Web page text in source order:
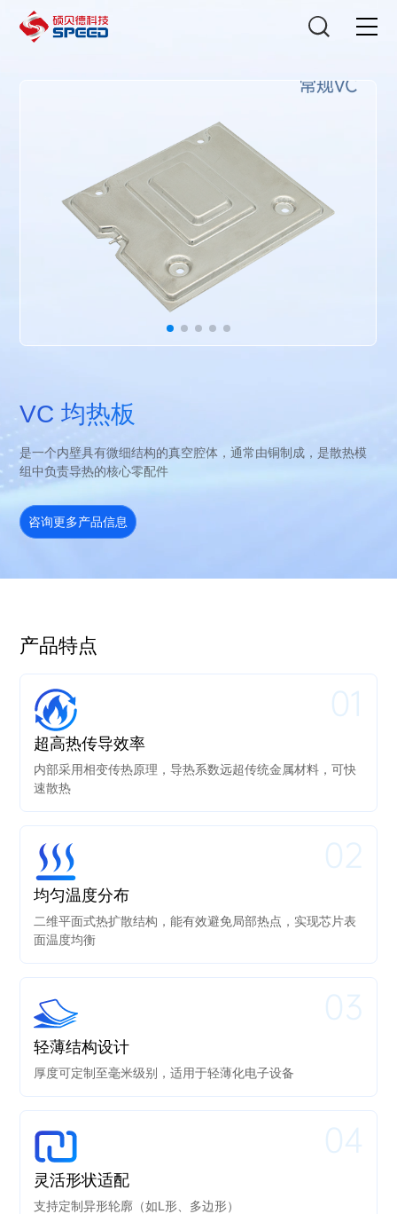
创新与技术
关于我们
选择语言 在线咨询
VC 均热板
是一个内壁具有微细结构的真空腔体，通常由铜制成，是散热模
组中负责导热的核心零配件
咨询更多产品信息
产品特点
超高热传导效率
内部采用相变传热原理，导热系数远超传统金属材料，可快
速散热
01
均匀温度分布
二维平面式热扩散结构，能有效避免局部热点，实现芯片表
面温度均衡
02
轻薄结构设计
厚度可定制至毫米级别，适用于轻薄化电子设备
03
灵活形状适配
支持定制异形轮廓（如L形、多边形）
04